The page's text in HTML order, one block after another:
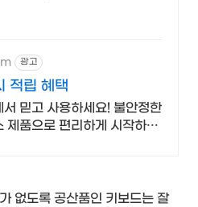
광고
적립 혜택
믿고 사용하세요! 불안정한
제품으로 편리하게 시작하세
없도록 공산품인 키보드는 잘